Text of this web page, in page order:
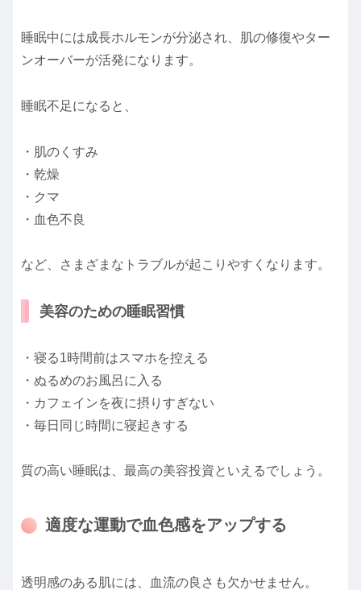
睡眠中には成長ホルモンが分泌され、肌の修復やター
ンオーバーが活発になります。
睡眠不足になると、
・肌のくすみ
・乾燥
・クマ
・血色不良
など、さまざまなトラブルが起こりやすくなります。
美容のための睡眠習慣
・寝る1時間前はスマホを控える
・ぬるめのお風呂に入る
・カフェインを夜に摂りすぎない
・毎日同じ時間に寝起きする
質の高い睡眠は、最高の美容投資といえるでしょう。
適度な運動で血色感をアップする
透明感のある肌には、血流の良さも欠かせません。